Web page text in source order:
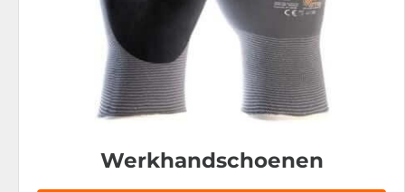
Werkhandschoenen